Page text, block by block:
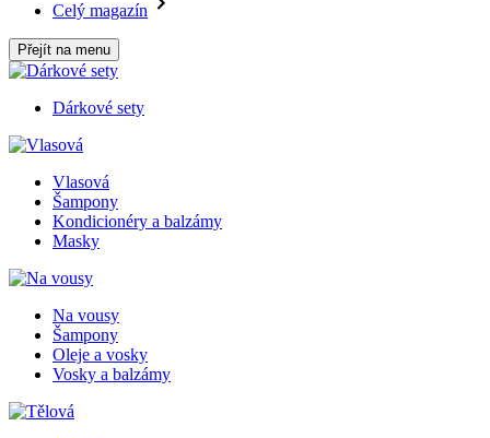
Celý magazín
Přejít na menu
Dárkové sety
Vlasová
Šampony
Kondicionéry a balzámy
Masky
Na vousy
Šampony
Oleje a vosky
Vosky a balzámy